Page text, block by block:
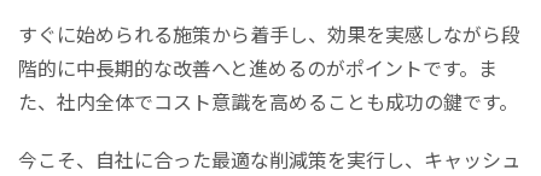
すぐに始められる施策から着手し、効果を実感しながら段
階的に中長期的な改善へと進めるのがポイントです。ま
た、社内全体でコスト意識を高めることも成功の鍵です。
今こそ、自社に合った最適な削減策を実行し、キャッシュ